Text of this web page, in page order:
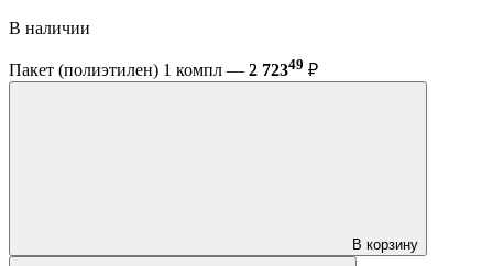
В наличии
Пакет (полиэтилен) 1 компл — 2 72349 ₽
В корзину